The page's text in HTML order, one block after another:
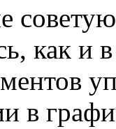
как и
в